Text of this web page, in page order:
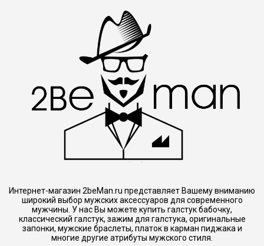
Интернет-магазин 2beMan.ru представляет Вашему вниманию
широкий выбор мужских аксессуаров для современного
мужчины. У нас Вы можете купить галстук бабочку,
классический галстук, зажим для галстука, оригинальные
запонки, мужские браслеты, платок в карман пиджака и
многие другие атрибуты мужского стиля.